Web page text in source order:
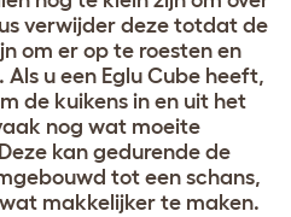
verwijder deze totdat de
om er op te roesten en
u een Eglu Cube heeft,
de kuikens in en uit het
nog wat moeite
kan gedurende de
tot een schans,
makkelijker te maken.